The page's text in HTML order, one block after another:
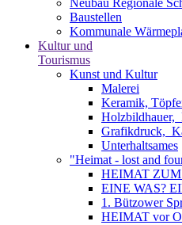
Baustellen
Kommunale
Kultur und
Tourismus
Kunst und Kultur
Malerei
Keramik,
Holzbildhauer,
Grafikdruck,
Unterhaltsames
"Heimat - lost and
HEIMAT
EINE WAS?
1. Bützower
HEIMAT vor